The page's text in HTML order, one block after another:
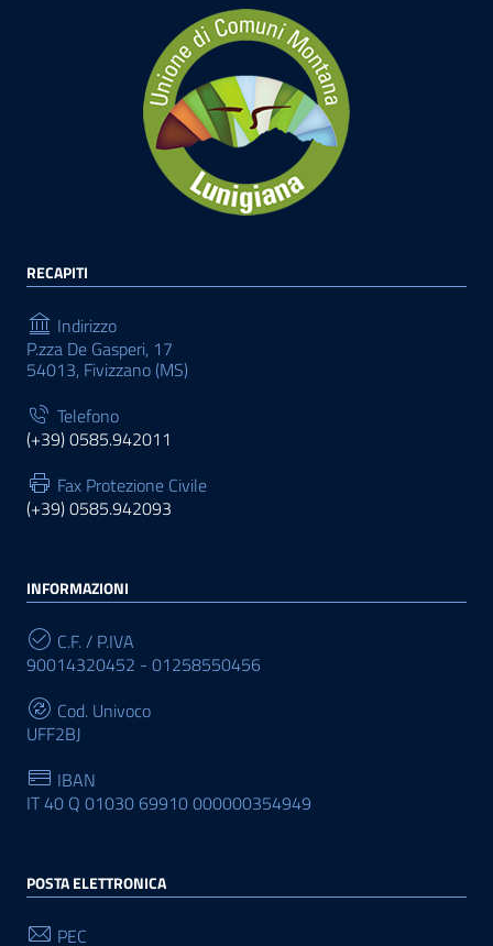
RECAPITI
Indirizzo
P.zza De Gasperi, 17
54013, Fivizzano (MS)
Telefono
(+39) 0585.942011
Fax Protezione Civile
(+39) 0585.942093
INFORMAZIONI
C.F. / P.IVA
90014320452 - 01258550456
Cod. Univoco
UFF2BJ
IBAN
IT 40 Q 01030 69910 000000354949
POSTA ELETTRONICA
PEC